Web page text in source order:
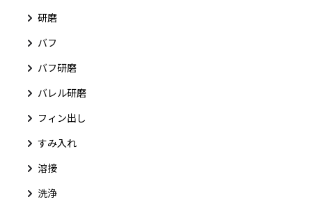
研磨
バフ
バフ研磨
バレル研磨
フィン出し
すみ入れ
溶接
洗浄